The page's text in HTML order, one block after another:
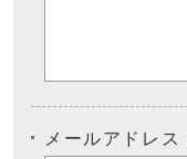
メールアドレス